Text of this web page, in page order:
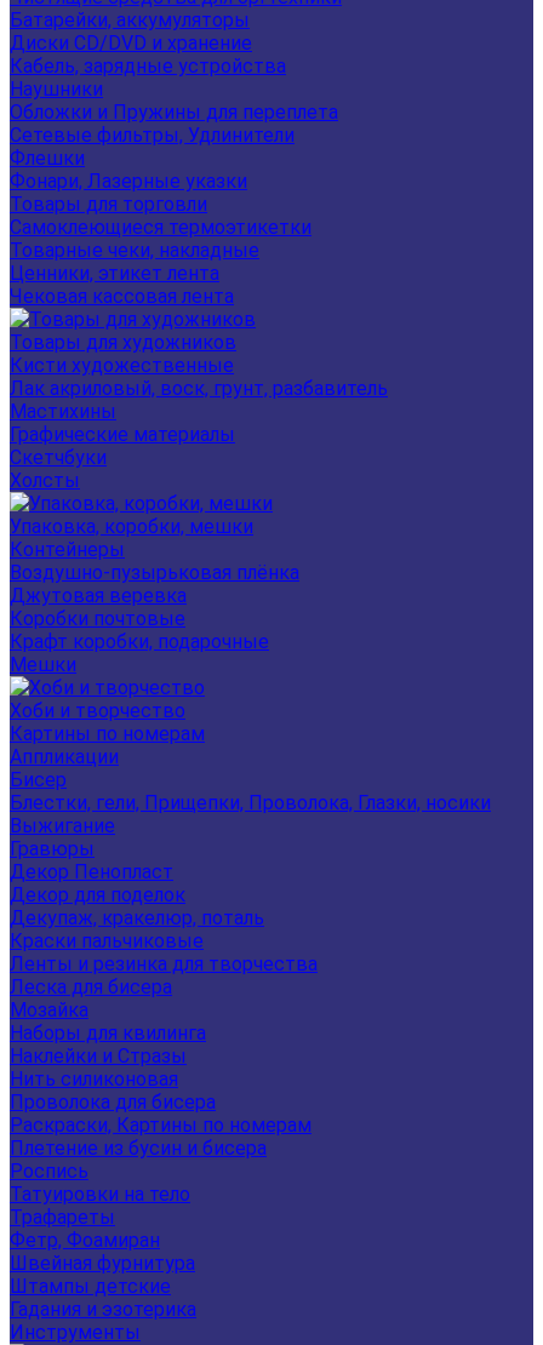
Батарейки, аккумуляторы
Диски CD/DVD и хранение
Кабель, зарядные устройства
Наушники
Обложки и Пружины для переплета
Сетевые фильтры, Удлинители
Флешки
Фонари, Лазерные указки
Товары для торговли
Самоклеющиеся термоэтикетки
Товарные чеки, накладные
Ценники, этикет лента
Чековая кассовая лента
Товары для художников
Кисти художественные
Лак акриловый, воск, грунт, разбавитель
Мастихины
Графические материалы
Скетчбуки
Холсты
Упаковка, коробки, мешки
Контейнеры
Воздушно-пузырьковая плёнка
Джутовая веревка
Коробки почтовые
Крафт коробки, подарочные
Мешки
Хоби и творчество
Картины по номерам
Аппликации
Бисер
Блестки, гели, Прищепки, Проволока, Глазки, носики
Выжигание
Гравюры
Декор Пенопласт
Декор для поделок
Декупаж, кракелюр, поталь
Краски пальчиковые
Ленты и резинка для творчества
Леска для бисера
Мозайка
Наборы для квилинга
Наклейки и Стразы
Нить силиконовая
Проволока для бисера
Раскраски, Картины по номерам
Плетение из бусин и бисера
Роспись
Татуировки на тело
Трафареты
Фетр, Фоамиран
Швейная фурнитура
Штампы детские
Гадания и эзотерика
Инструменты